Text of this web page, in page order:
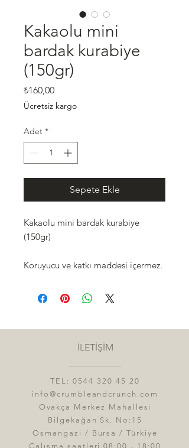
Kakaolu mini
bardak kurabiye
(150gr)
₺160,00Fiyat
Ücretsiz kargo
Adet *
Sepete Ekle
Kakaolu mini bardak kurabiye
(150gr)
Koruyucu ve katkı maddesi içermez.
İLETİŞİM
TEL:0544 320 45 20
info@crumbleandcrunch.com
Ovakça Merkez Mahallesi
Bilgekağan Sk. No:15
Osmangazi / Bursa / Türkiye
Çalışma saatleri 08:00 - 18:00